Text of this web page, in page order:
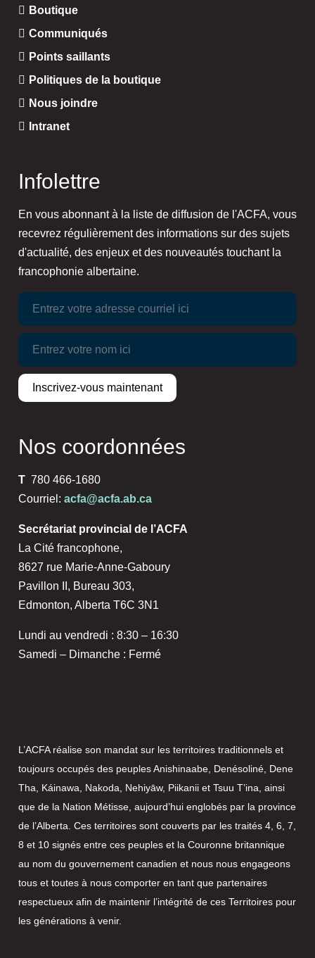
Boutique
Communiqués
Points saillants
Politiques de la boutique
Nous joindre
Intranet
Infolettre
En vous abonnant à la liste de diffusion de l'ACFA, vous
recevrez régulièrement des informations sur des sujets
d'actualité, des enjeux et des nouveautés touchant la
francophonie albertaine.
Nos coordonnées
T 780 466-1680
Courriel: acfa@acfa.ab.ca
Secrétariat provincial de l’ACFA
La Cité francophone,
8627 rue Marie-Anne-Gaboury
Pavillon II, Bureau 303,
Edmonton, Alberta T6C 3N1
Lundi au vendredi : 8:30 – 16:30
Samedi – Dimanche : Fermé
L’ACFA réalise son mandat sur les territoires traditionnels et
toujours occupés des peuples Anishinaabe, Denésoliné, Dene
Tha, Káinawa, Nakoda, Nehiyāw, Piikanii et Tsuu T’ina, ainsi
que de la Nation Métisse, aujourd’hui englobés par la province
de l’Alberta. Ces territoires sont couverts par les traités 4, 6, 7,
8 et 10 signés entre ces peuples et la Couronne britannique
au nom du gouvernement canadien et nous nous engageons
tous et toutes à nous comporter en tant que partenaires
respectueux afin de maintenir l’intégrité de ces Territoires pour
les générations à venir.